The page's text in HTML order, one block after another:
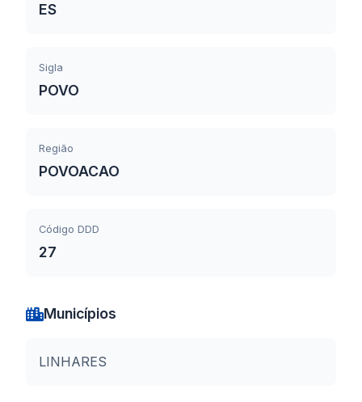
ES
Sigla
POVO
Região
POVOACAO
Código DDD
27
Municípios
LINHARES